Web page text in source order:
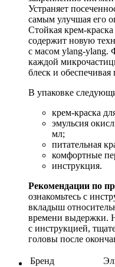
Устраняет
самым улучшая его
Стойкая крем-
содержит новую
c масом ylang-ylang.
каждой
блеск и
В упаковке
крем-краска
эмульсия
мл;
питательная
комфортные
инструкция.
Рекомендации по
ознакомьтесь с
вкладыш
времени выдержки.
с инструкцией,
головы после
Бренд